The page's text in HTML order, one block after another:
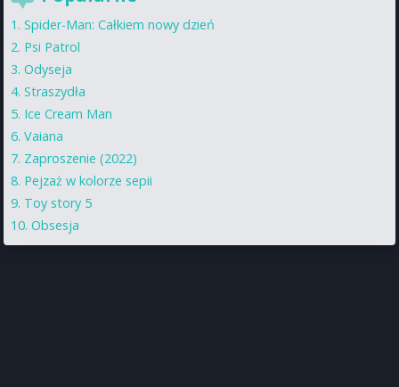
Spider-Man: Całkiem nowy dzień
Psi Patrol
Odyseja
Straszydła
Ice Cream Man
Vaiana
Zaproszenie (2022)
Pejzaż w kolorze sepii
Toy story 5
Obsesja